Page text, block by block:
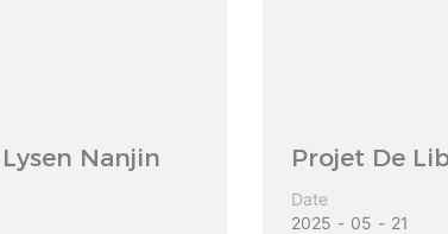
Nanjin Projet De
Date
2025
05 21